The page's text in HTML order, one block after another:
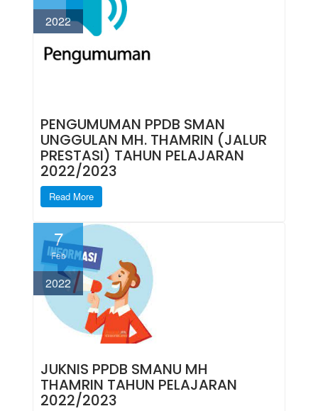
2022
PENGUMUMAN PPDB SMAN
UNGGULAN MH. THAMRIN (JALUR
PRESTASI) TAHUN PELAJARAN
2022/2023
Read More
7
Feb
2022
JUKNIS PPDB SMANU MH
THAMRIN TAHUN PELAJARAN
2022/2023